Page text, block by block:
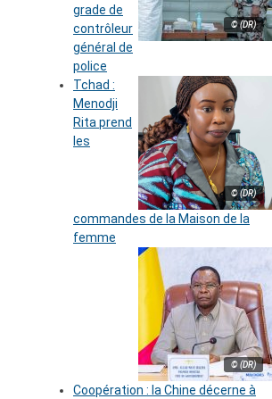
© (DR)
grade de
contrôleur
général de
police
© (DR)
Tchad :
Menodji
Rita prend
les
commandes de la Maison de la
femme
© (DR)
Coopération : la Chine décerne à